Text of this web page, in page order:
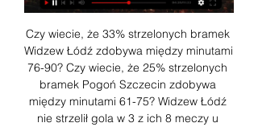
Czy wiecie, że 33% strzelonych bramek
Widzew Łódź zdobywa między minutami
76-90? Czy wiecie, że 25% strzelonych
bramek Pogoń Szczecin zdobywa
między minutami 61-75? Widzew Łódź
nie strzelił gola w 3 z ich 8 meczy u